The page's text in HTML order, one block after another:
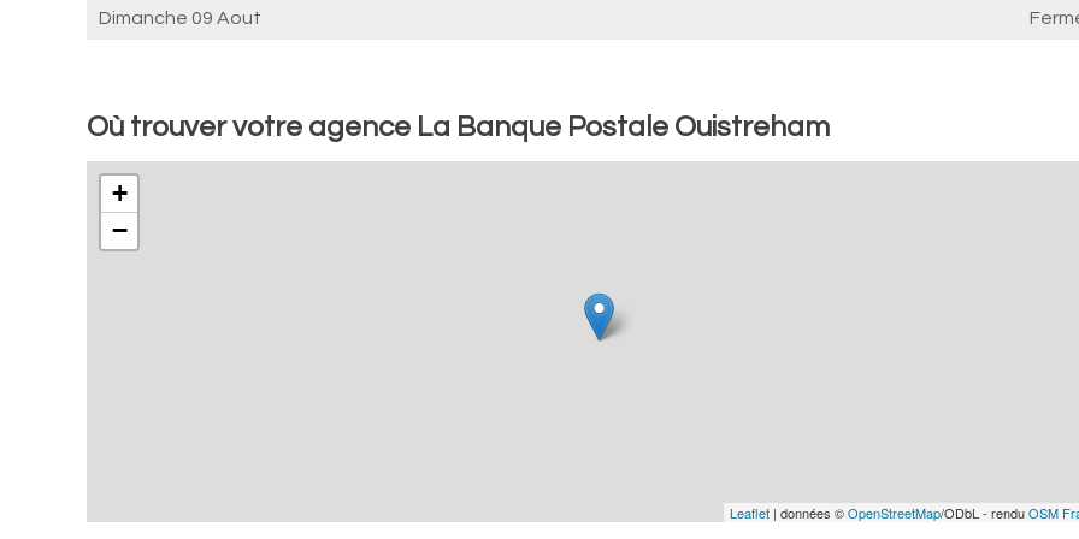
Dimanche 09 Aout
Où trouver votre agence La Banque Postale Ouistreham
+
−
Leaflet | données ©OpenStreetMap/ODbL - renduOSM